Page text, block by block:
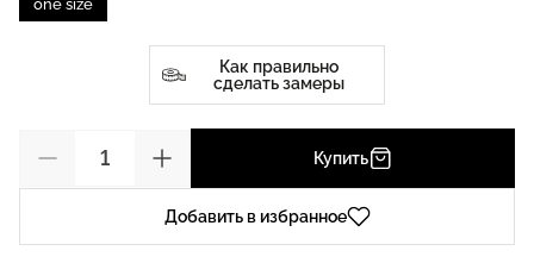
one size
Как правильно
сделать замеры
Купить
Добавить в избранное